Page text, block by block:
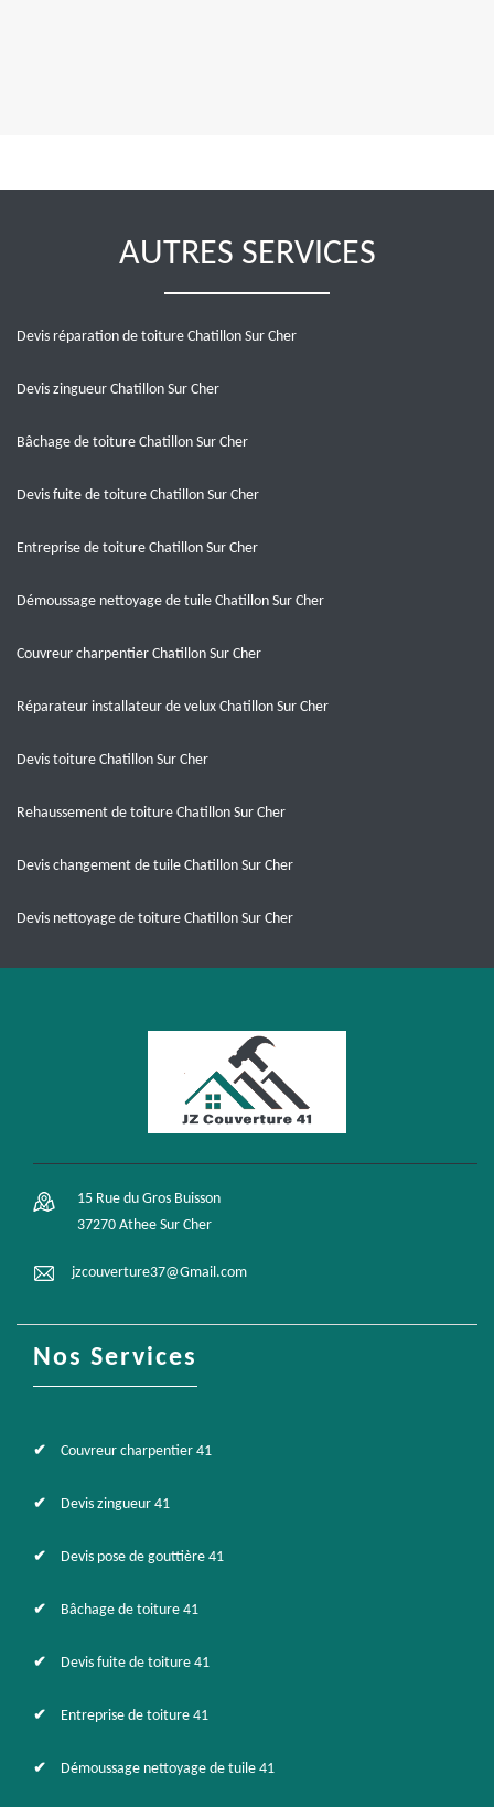
AUTRES SERVICES
Devis réparation de toiture Chatillon Sur Cher
Devis zingueur Chatillon Sur Cher
Bâchage de toiture Chatillon Sur Cher
Devis fuite de toiture Chatillon Sur Cher
Entreprise de toiture Chatillon Sur Cher
Démoussage nettoyage de tuile Chatillon Sur Cher
Couvreur charpentier Chatillon Sur Cher
Réparateur installateur de velux Chatillon Sur Cher
Devis toiture Chatillon Sur Cher
Rehaussement de toiture Chatillon Sur Cher
Devis changement de tuile Chatillon Sur Cher
Devis nettoyage de toiture Chatillon Sur Cher
15 Rue du Gros Buisson
37270 Athee Sur Cher
jzcouverture37@Gmail.com
Nos Services
Couvreur charpentier 41
Devis zingueur 41
Devis pose de gouttière 41
Bâchage de toiture 41
Devis fuite de toiture 41
Entreprise de toiture 41
Démoussage nettoyage de tuile 41